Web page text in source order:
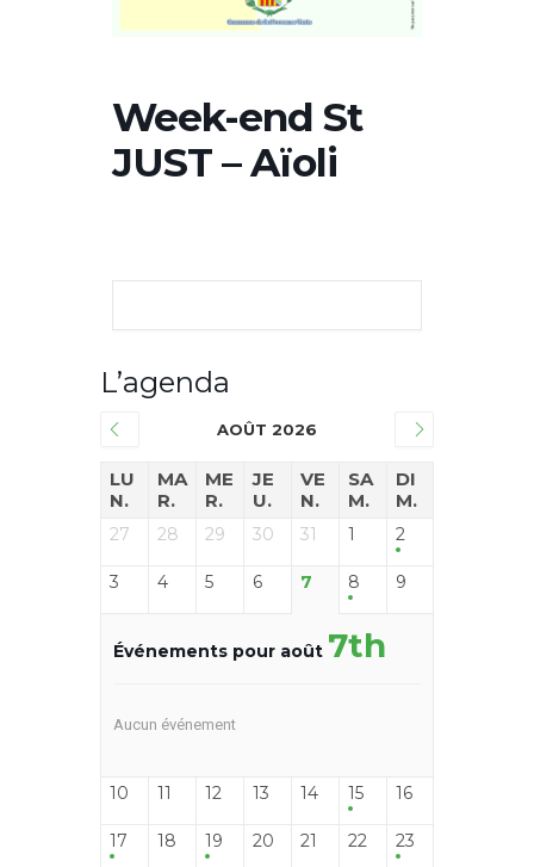
Week-end St
JUST – Aïoli
L’agenda
AOÛT 2026
LU
N.
MA
R.
ME
R.
JE
U.
VE
N.
SA
M.
DI
M.
27 28 29 30 31 1 2
3 4 5 6 7 8 9
Événements pour août 7th
Aucun événement
10 11 12 13 14 15 16
17 18 19 20 21 22 23